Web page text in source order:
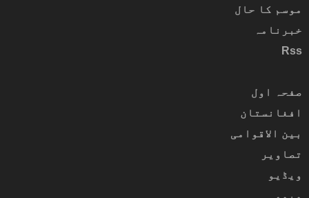
موسم کا حال
خبرنامہ
Rss
صفحہ اول
افغانستان
بین الاقوامی
تصاویر
ویڈیو
میمو